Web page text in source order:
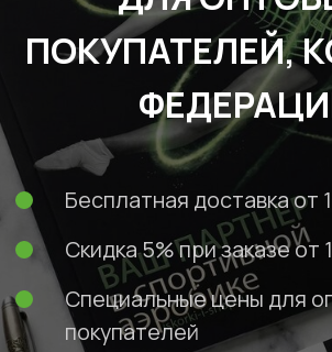
Специальные цены для оптовых
покупателей
ЗАПРОСИТЬ ОПТОВЫЙ ПРАЙС-ЛИСТ
ОКАЗЫВАЕМ УСЛУГИ